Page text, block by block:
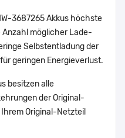
3687265 Akkus höchste
möglicher Lade-
Selbstentladung der
geringen Energieverlust.
besitzen alle
der Original-
Original-Netzteil